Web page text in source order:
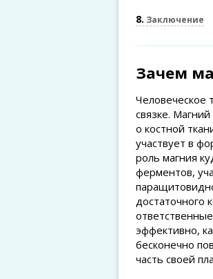
8 Заключение
Зачем
Человеческое
связке.
о костной
участвует в
роль магния
ферментов,
достаточного
эффективно,
бесконечно
часть своей